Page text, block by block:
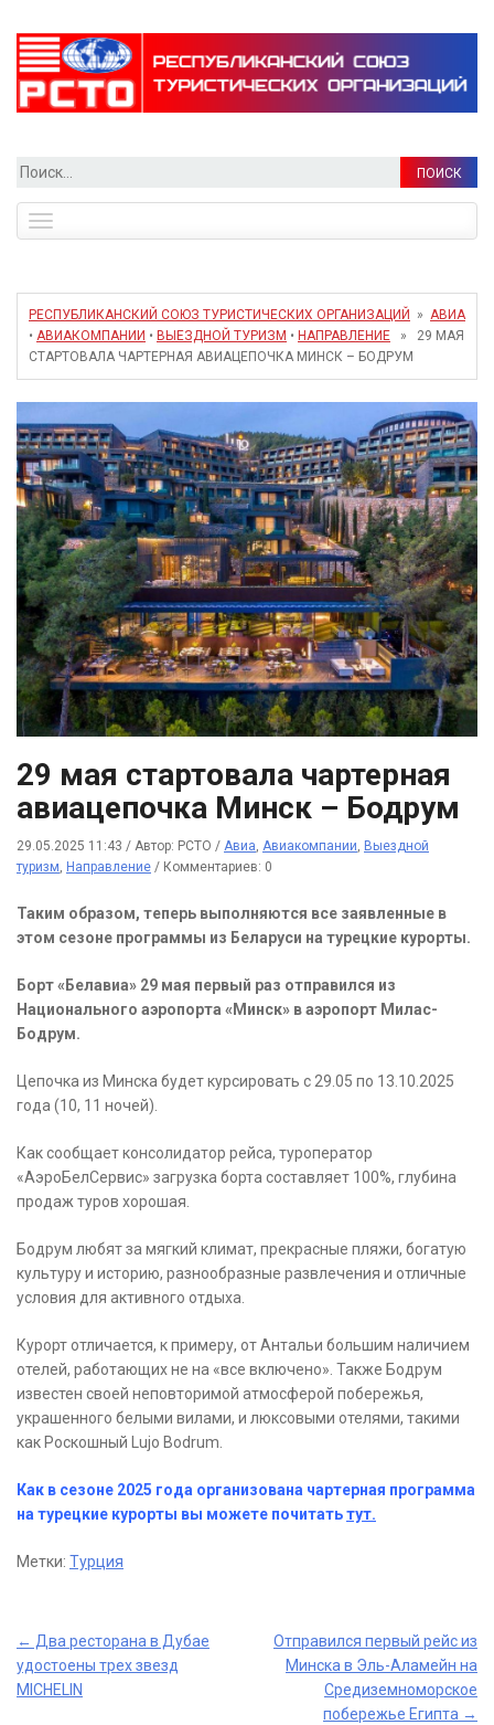
Найти:
navigation
РЕСПУБЛИКАНСКИЙ СОЮЗ ТУРИСТИЧЕСКИХ ОРГАНИЗАЦИЙ » АВИА
• АВИАКОМПАНИИ • ВЫЕЗДНОЙ ТУРИЗМ • НАПРАВЛЕНИЕ » 29 МАЯ
СТАРТОВАЛА ЧАРТЕРНАЯ АВИАЦЕПОЧКА МИНСК – БОДРУМ
29 мая стартовала чартерная
авиацепочка Минск – Бодрум
29.05.2025 11:43 / Автор: РСТО / Авиа, Авиакомпании, Выездной
туризм, Направление / Комментариев: 0
Таким образом, теперь выполняются все заявленные в
этом сезоне программы из Беларуси на турецкие курорты.
Борт «Белавиа» 29 мая первый раз отправился из
Национального аэропорта «Минск» в аэропорт Милас-
Бодрум.
Цепочка из Минска будет курсировать с 29.05 по 13.10.2025
года (10, 11 ночей).
Как сообщает консолидатор рейса, туроператор
«АэроБелСервис» загрузка борта составляет 100%, глубина
продаж туров хорошая.
Бодрум любят за мягкий климат, прекрасные пляжи, богатую
культуру и историю, разнообразные развлечения и отличные
условия для активного отдыха.
Курорт отличается, к примеру, от Антальи большим наличием
отелей, работающих не на «все включено». Также Бодрум
известен своей неповторимой атмосферой побережья,
украшенного белыми вилами, и люксовыми отелями, такими
как Роскошный Lujo Bodrum.
Как в сезоне 2025 года организована чартерная программа
на турецкие курорты вы можете почитатьтут.
Метки: Турция
Post
navigation
← Два ресторана в Дубае
удостоены трех звезд
MICHELIN
Отправился первый рейс из
Минска в Эль-Аламейн на
Средиземноморское
побережье Египта →